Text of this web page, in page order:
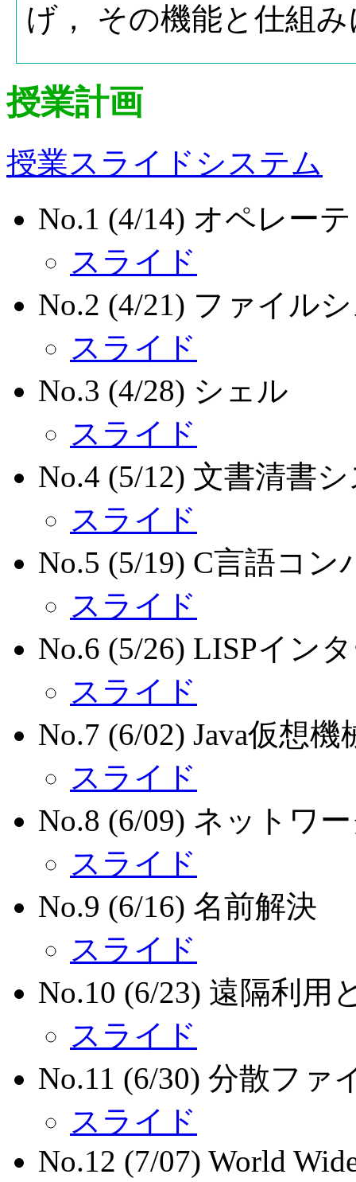
げ， その機能と仕組
授業計画
授業スライドシステム
No.1 (4/14) オペレー
スライド
No.2 (4/21) ファイル
スライド
No.3 (4/28) シェル
スライド
No.4 (5/12) 文書清書
スライド
No.5 (5/19) C言語コン
スライド
No.6 (5/26) LISPイン
スライド
No.7 (6/02) Java仮想機
スライド
No.8 (6/09) ネットワ
スライド
No.9 (6/16) 名前解決
スライド
No.10 (6/23) 遠隔利用
スライド
No.11 (6/30) 分散ファ
スライド
No.12 (7/07) World